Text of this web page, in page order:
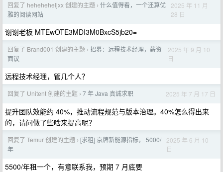
回复了 heheheheljxx 创建的主题 › 什么值得看，一个还算优
雅的阅读网站
2025 年 11 月
28 日
谢谢老板 MTEwOTE3MDI3M0BxcS5jb20=
回复了 Brand001 创建的主题 › 招募：远程技术经理，薪资
面议
2025 年 9 月 10
日
远程技术经理，管几个人？
回复了 Unitent 创建的主题 › 7 年 Java 真诚求职 2025 年 7 月 17 日
提升团队效能约 40%，推动流程规范与版本治理。40%怎么得出来
的，请问做了些啥来提高呢？
回复了 Temur 创建的主题 › [求租] 京牌新能源指标， 5000/
年
2025 年 6 月 10
日
5500/年租一个，有意联系我，预期 7 月底要